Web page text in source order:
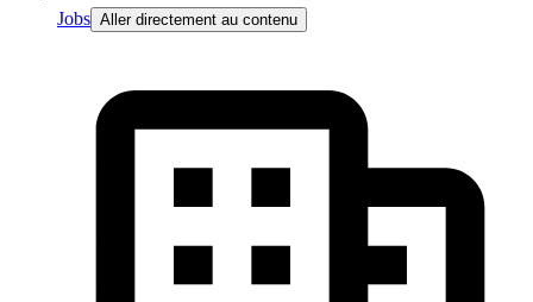
Jobs Aller directement au contenu